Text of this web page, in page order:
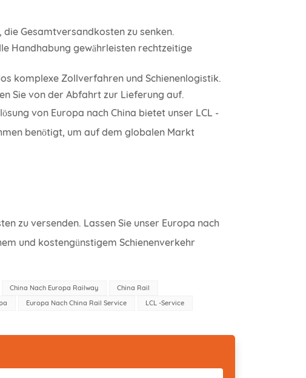
Gesamtversandkosten zu senken.
Handhabung gewährleisten rechtzeitige
komplexe Zollverfahren und Schienenlogistik.
Sie von der Abfahrt zur Lieferung auf.
von Europa nach China bietet unser LCL -
benötigt, um auf dem globalen Markt
zu versenden. Lassen Sie unser Europa nach
und kostengünstigem Schienenverkehr
China Nach Europa Railway
China Rail
Europa Nach China Rail Service
LCL -Service